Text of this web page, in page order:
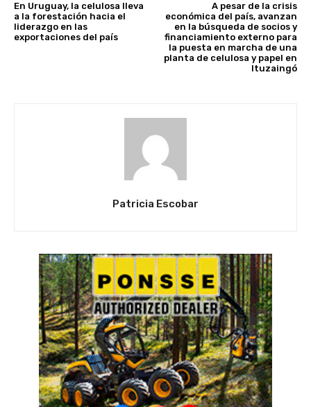
En Uruguay, la celulosa lleva
a la forestación hacia el
liderazgo en las
exportaciones del país
A pesar de la crisis
económica del país, avanzan
en la búsqueda de socios y
financiamiento externo para
la puesta en marcha de una
planta de celulosa y papel en
Ituzaingó
Patricia Escobar